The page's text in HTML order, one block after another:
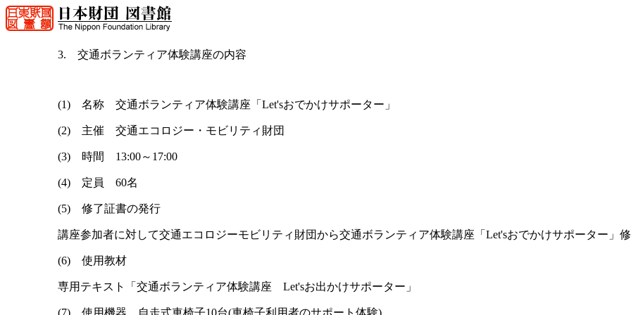
3. 交通ボランティア体験講座の内容
(1) 名称 交通ボランティア体験講座「Let'sおでかけサポーター」
(2) 主催 交通エコロジー・モビリティ財団
(3) 時間 13:00～17:00
(4) 定員 60名
(5) 修了証書の発行
講座参加者に対して交通エコロジーモビリティ財団から交通ボランティア体験講座「Let'sおでかけサポーター」修
(6) 使用教材
専用テキスト「交通ボランティア体験講座 Let'sお出かけサポーター」